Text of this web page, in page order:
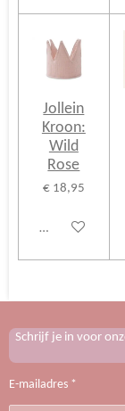
Jollein
Kroon:
Wild
Rose
€ 18,95
Bekijk details
Schrijf je in voor
E-mailadres *